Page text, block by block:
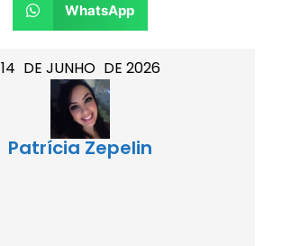
14 DE JUNHO DE 2026
Patrícia Zepelin
WhatsApp